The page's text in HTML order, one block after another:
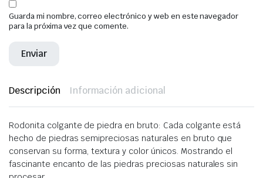
Guarda mi nombre, correo electrónico y web en este navegador
para la próxima vez que comente.
Descripción Información adicional
Rodonita colgante de piedra en bruto: Cada colgante está
hecho de piedras semipreciosas naturales en bruto que
conservan su forma, textura y color únicos. Mostrando el
fascinante encanto de las piedras preciosas naturales sin